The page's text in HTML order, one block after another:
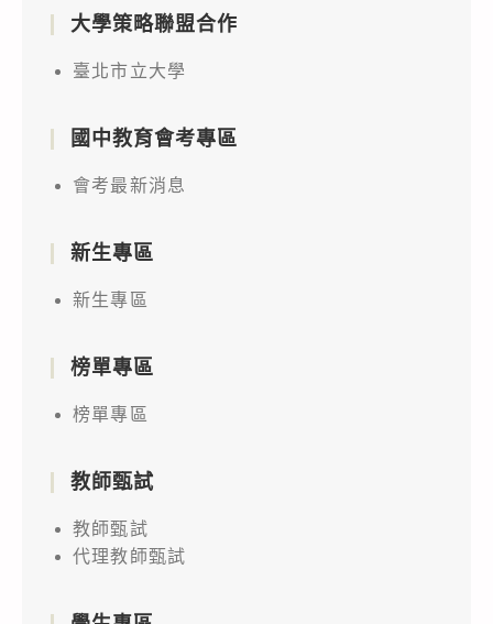
大學策略聯盟合作
臺北市立大學
國中教育會考專區
會考最新消息
新生專區
新生專區
榜單專區
榜單專區
教師甄試
教師甄試
代理教師甄試